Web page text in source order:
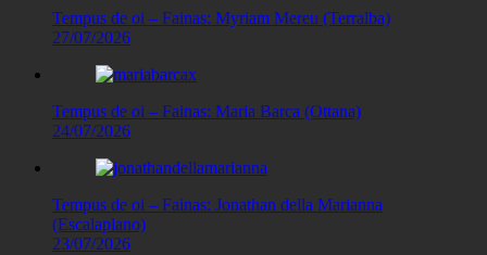
Tempus de oi – Fainas: Myriam Mereu (Terralba)
27/07/2026
Tempus de oi – Fainas: Maria Barca (Ottana)
24/07/2026
Tempus de oi – Fainas: Jonathan della Marianna
(Escalaplano)
23/07/2026